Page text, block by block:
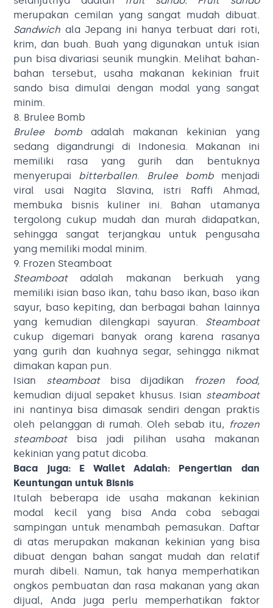
merupakan cemilan yang sangat mudah dibuat.
Sandwich ala Jepang ini hanya terbuat dari roti,
krim, dan buah. Buah yang digunakan untuk isian
pun bisa divariasi seunik mungkin. Melihat bahan-
bahan tersebut, usaha makanan kekinian fruit
sando bisa dimulai dengan modal yang sangat
minim.
8. Brulee Bomb
Brulee bombadalah makanan kekinian yang
sedang digandrungi di Indonesia. Makanan ini
memiliki rasa yang gurih dan bentuknya
menyerupai bitterballen Brulee bombmenjadi
viral usai Nagita Slavina, istri Raffi Ahmad,
membuka bisnis kuliner ini. Bahan utamanya
tergolong cukup mudah dan murah didapatkan,
sehingga sangat terjangkau untuk pengusaha
yang memiliki modal minim.
9. Frozen Steamboat
Steamboatadalah makanan berkuah yang
memiliki isian baso ikan, tahu baso ikan, baso ikan
sayur, baso kepiting, dan berbagai bahan lainnya
yang kemudian dilengkapi sayuran. Steamboat
cukup digemari banyak orang karena rasanya
yang gurih dan kuahnya segar, sehingga nikmat
dimakan kapan pun.
Isian steamboatbisa dijadikan frozen food,
kemudian dijual sepaket khusus. Isian steamboat
ini nantinya bisa dimasak sendiri dengan praktis
oleh pelanggan di rumah. Oleh sebab itu, frozen
steamboatbisa jadi pilihan usaha makanan
kekinian yang patut dicoba.
Baca juga: E Wallet Adalah: Pengertian dan
Keuntungan untuk Bisnis
Itulah beberapa ide usaha makanan kekinian
modal kecil yang bisa Anda coba sebagai
sampingan untuk menambah pemasukan. Daftar
di atas merupakan makanan kekinian yang bisa
dibuat dengan bahan sangat mudah dan relatif
murah dibeli. Namun, tak hanya memperhatikan
ongkos pembuatan dan rasa makanan yang akan
dijual, Anda juga perlu memperhatikan faktor